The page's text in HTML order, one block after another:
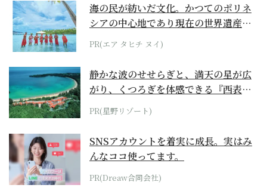
海の民が紡いだ文化。かつてのポリネ
シアの中心地であり現在の世界遺産か
らみえてくる...
PR(エア タヒチ ヌイ)
静かな波のせせらぎと、満天の星が広
がり、くつろぎを体感できる『西表島
ホテル by...
PR(星野リゾート)
SNSアカウントを着実に成長。実はみ
んなココ使ってます。
PR(Dreaw合同会社)